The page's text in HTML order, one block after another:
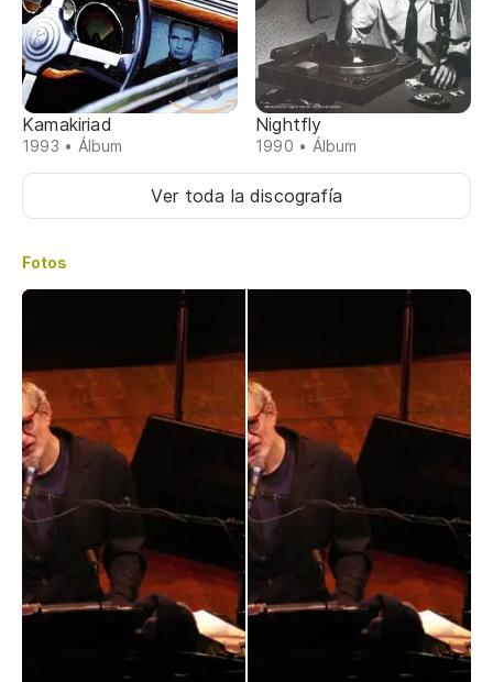
Kamakiriad
1993 • Álbum
Nightfly
1990 • Álbum
Ver toda la discografía
Fotos